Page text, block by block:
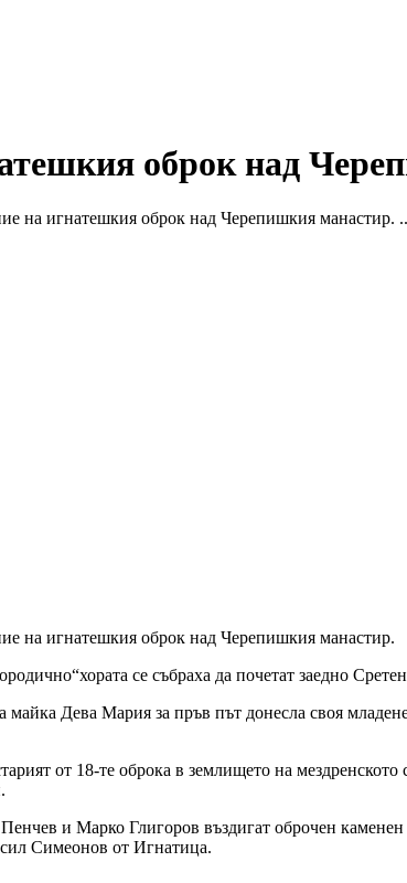
оброк над
на игнатешкия оброк над Черепишкия манастир.
на игнатешкия оброк над Черепишкия манастир.
се събраха да почетат заедно
майка Дева Мария за пръв път донесла своя
от 18-те оброка в землището на
и Марко Глигоров въздигат оброчен
Симеонов от Игнатица.